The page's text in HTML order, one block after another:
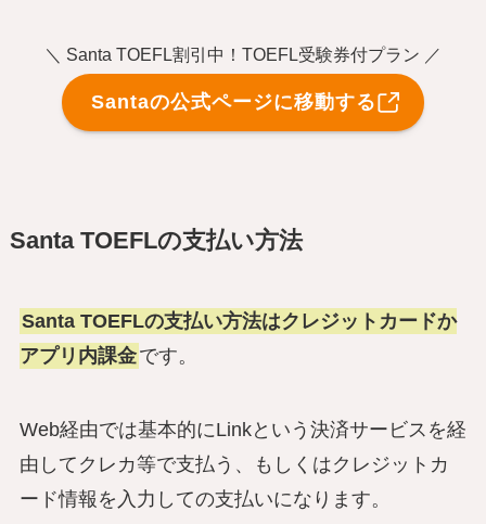
＼ Santa TOEFL割引中！TOEFL受験券付プラン ／
Santaの公式ページに移動する
Santa TOEFLの支払い方法
Santa TOEFLの支払い方法はクレジットカードか
アプリ内課金です。
Web経由では基本的にLinkという決済サービスを経
由してクレカ等で支払う、もしくはクレジットカ
ード情報を入力しての支払いになります。